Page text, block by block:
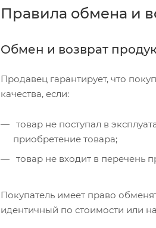
Правила обмена и
Обмен и возврат
Продавец гарантирует, что
качества, если:
товар не поступал в
приобретение товара;
товар не входит в перечень
Покупатель имеет право
идентичный по стоимости или